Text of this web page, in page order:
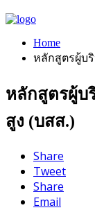
Home
หลักสูตรผู้บ
หลักสูตรผู้บ
สูง (บสส.)
Share
Tweet
Share
Email